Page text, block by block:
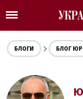
БЛОГИ БЛОГ